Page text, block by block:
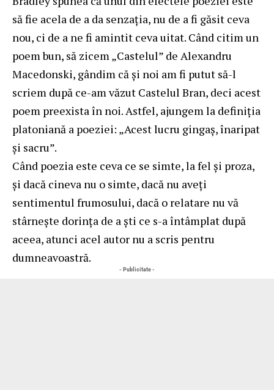
să fie acela de a da senzaţia, nu de a fi găsit ceva
nou, ci de a ne fi amintit ceva uitat. Când citim un
poem bun, să zicem „Castelul” de Alexandru
Macedonski, gândim că şi noi am fi putut să-l
scriem după ce-am văzut Castelul Bran, deci acest
poem preexista în noi. Astfel, ajungem la definiţia
platoniană a poeziei: „Acest lucru gingaş, înaripat
şi sacru”.
Când poezia este ceva ce se simte, la fel şi proza,
şi dacă cineva nu o simte, dacă nu aveţi
sentimentul frumosului, dacă o relatare nu vă
stârneşte dorinţa de a şti ce s-a întâmplat după
aceea, atunci acel autor nu a scris pentru
dumneavoastră.
- Publicitate -